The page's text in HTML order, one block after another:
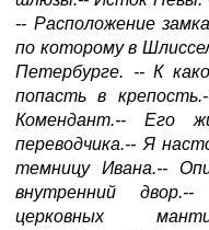
-- Расположение
по которому в
Петербурге. -- К
попасть в
Комендант.-- Его
переводчика.-- Я
темницу Ивана.--
внутренний
церковных